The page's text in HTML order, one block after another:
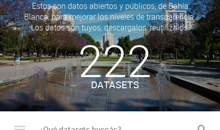
Estos son datos abiertos y públicos, de Bahía
Blanca, para mejorar los niveles de transparencia.
Los datos son tuyos, descargalos, reutilizalos.
222
DATASETS